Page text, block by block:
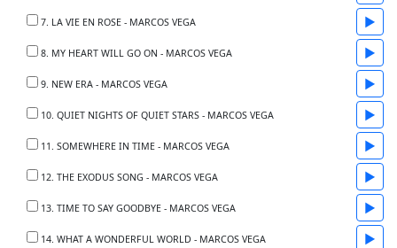
7. LA VIE EN ROSE - MARCOS VEGA ▶
8. MY HEART WILL GO ON - MARCOS VEGA ▶
9. NEW ERA - MARCOS VEGA ▶
10. QUIET NIGHTS OF QUIET STARS - MARCOS VEGA ▶
11. SOMEWHERE IN TIME - MARCOS VEGA ▶
12. THE EXODUS SONG - MARCOS VEGA ▶
13. TIME TO SAY GOODBYE - MARCOS VEGA ▶
14. WHAT A WONDERFUL WORLD - MARCOS VEGA ▶